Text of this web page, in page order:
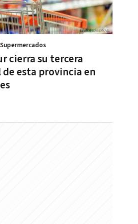
cierra su tercera
de esta provincia en